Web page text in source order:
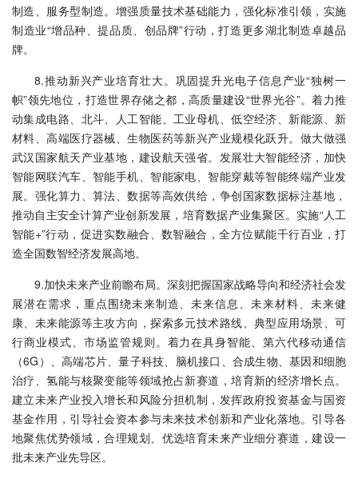
制造、服务型制造。增强质量技术基础能力，强化标准引领，实施
制造业“增品种、提品质、创品牌”行动，打造更多湖北制造卓越品
牌。
8.推动新兴产业培育壮大。巩固提升光电子信息产业“独树一
帜”领先地位，打造世界存储之都，高质量建设“世界光谷”。着力推
动集成电路、北斗、人工智能、工业母机、低空经济、新能源、新
材料、高端医疗器械、生物医药等新兴产业规模化跃升。做大做强
武汉国家航天产业基地，建设航天强省。发展壮大智能经济，加快
智能网联汽车、智能手机、智能家电、智能穿戴等智能终端产业发
展。强化算力、算法、数据等高效供给，争创国家数据标注基地，
推动自主安全计算产业创新发展，培育数据产业集聚区。实施“人工
智能+”行动，促进实数融合、数智融合，全方位赋能千行百业，打
造全国数智经济发展高地。
9.加快未来产业前瞻布局。深刻把握国家战略导向和经济社会发
展潜在需求，重点围绕未来制造、未来信息、未来材料、未来健
康、未来能源等主攻方向，探索多元技术路线、典型应用场景、可
行商业模式、市场监管规则。着力在具身智能、第六代移动通信
（6G）、高端芯片、量子科技、脑机接口、合成生物、基因和细胞
治疗、氢能与核聚变能等领域抢占新赛道，培育新的经济增长点。
建立未来产业投入增长和风险分担机制，发挥政府投资基金与国资
基金作用，引导社会资本参与未来技术创新和产业化落地。引导各
地聚焦优势领域，合理规划、优选培育未来产业细分赛道，建设一
批未来产业先导区。